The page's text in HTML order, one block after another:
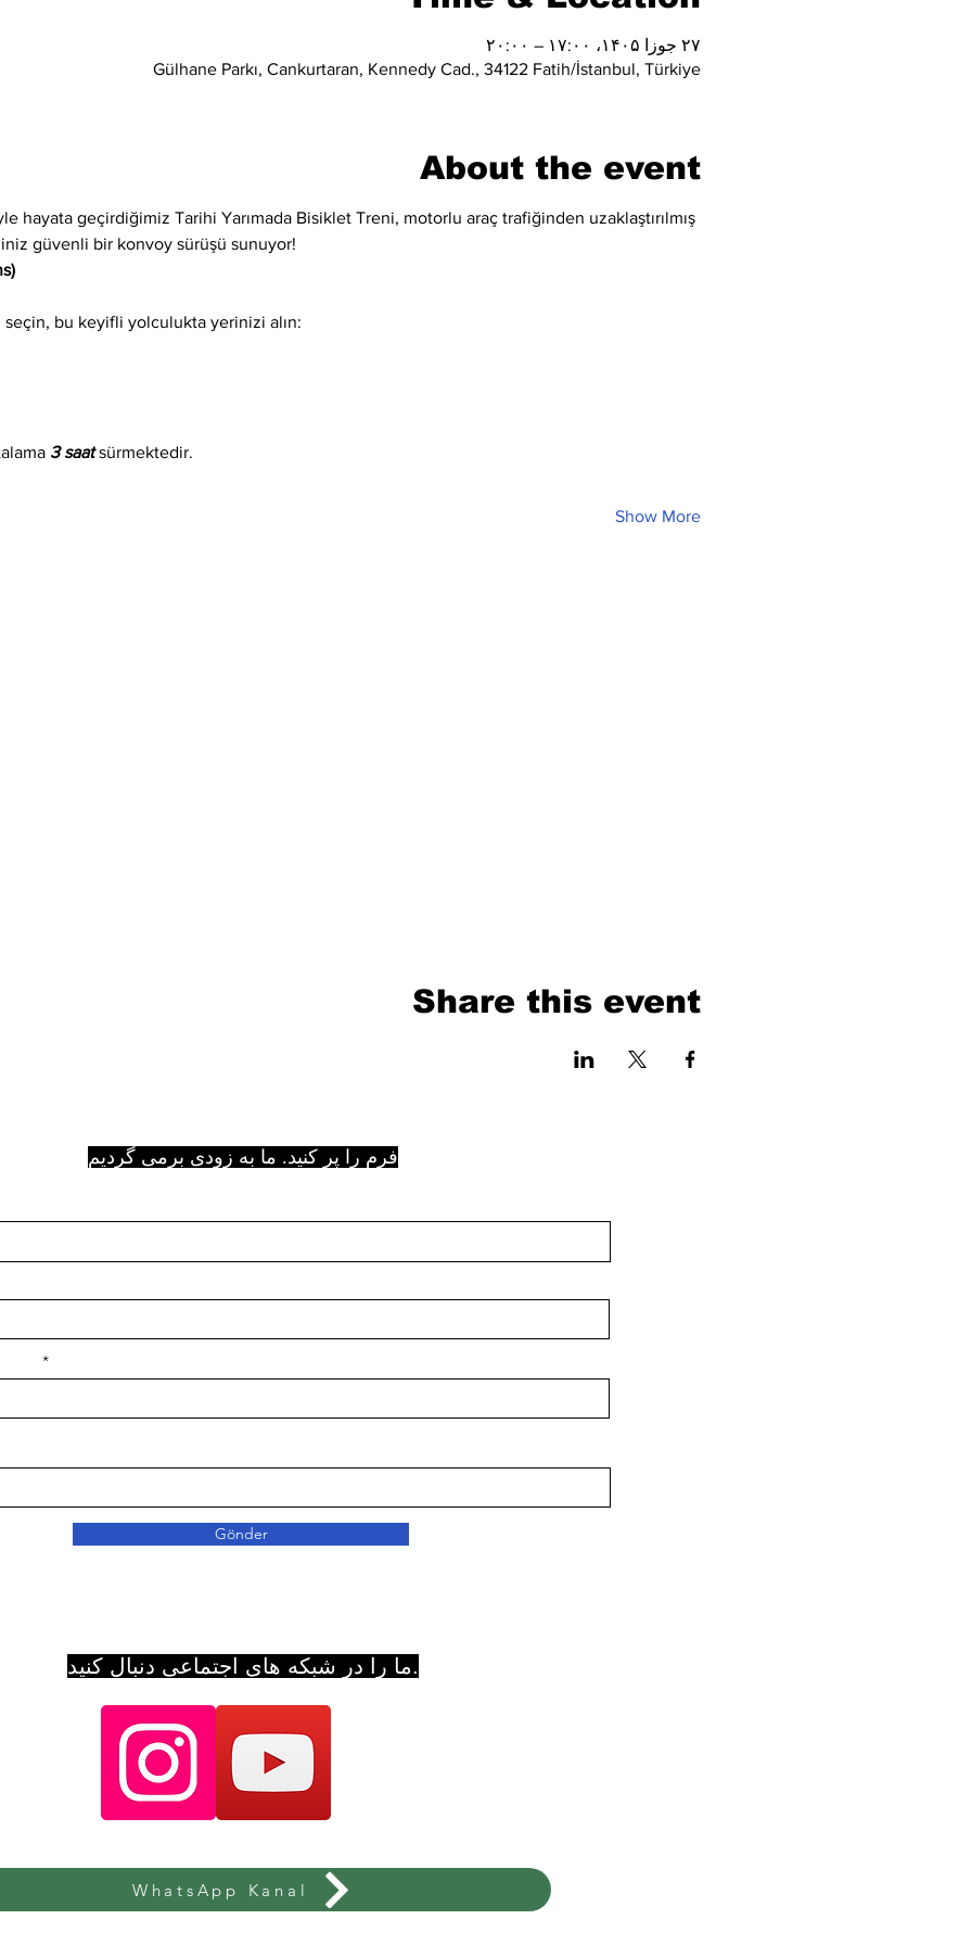
۲۷ جوزا ۱۴۰۵، ۱۷:۰۰ – ۲۰:۰۰
Gülhane Parkı, Cankurtaran, Kennedy Cad., 34122 Fatih/İstanbul, Türkiye
About the event
hayata geçirdiğimiz Tarihi Yarımada Bisiklet Treni, motorlu araç trafiğinden uzaklaştırılmış
güvenli bir konvoy sürüşü sunuyor!
bu keyifli yolculukta yerinizi alın:
3 saat sürmektedir.
Show More
Share this event
فرم را پر کنید. ما به زودی برمی گردیم
Gönder
ما را در شبکه های اجتماعی دنبال کنید.
WhatsApp Kanal